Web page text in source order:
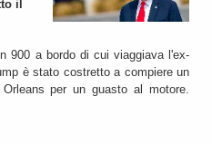
il
900 a bordo di cui viaggiava l'ex-
è stato costretto a compiere un
per un guasto al motore.